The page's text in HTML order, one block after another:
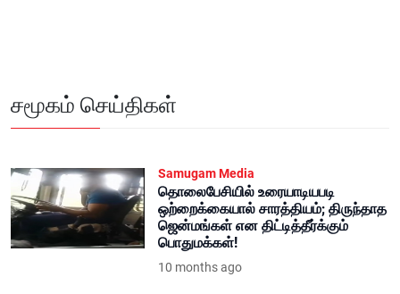
சமூகம் செய்திகள்
Samugam Media
தொலைபேசியில் உரையாடியபடி
ஒற்றைக்கையால் சாரத்தியம்; திருந்தாத
ஜென்மங்கள் என திட்டித்தீர்க்கும்
பொதுமக்கள்!
10 months ago